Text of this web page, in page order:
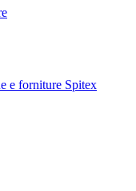
e forniture Spitex